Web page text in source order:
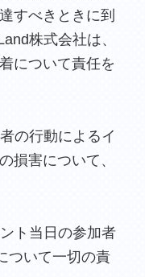
すべきときに到
株式会社は、
について責任を
の行動によるイ
損害について、
ト当日の参加者
ついて一切の責